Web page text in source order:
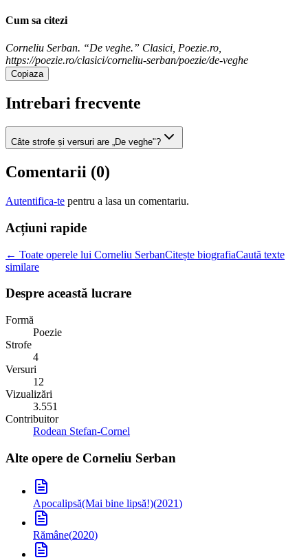
Cum sa citezi
Corneliu Serban. “De veghe.” Clasici, Poezie.ro,
https://poezie.ro/clasici/corneliu-serban/poezie/de-veghe
Copiaza
Intrebari frecvente
Câte strofe și versuri are „De veghe"?
Comentarii (0)
Autentifica-te pentru a lasa un comentariu.
Acțiuni rapide
← Toate operele lui Corneliu SerbanCitește biografiaCaută texte
similare
Despre această lucrare
Formă
Poezie
Strofe
4
Versuri
12
Vizualizări
3.551
Contribuitor
Rodean Stefan-Cornel
Alte opere de Corneliu Serban
Apocalipsă(Mai bine lipsă!)(2021)
Rămâne(2020)